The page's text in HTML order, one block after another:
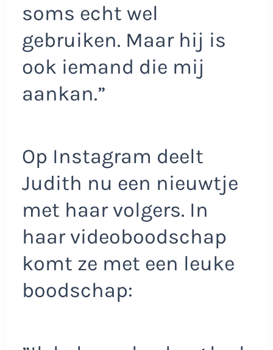
soms echt wel
gebruiken. Maar hij is
ook iemand die mij
aankan.”
Op Instagram deelt
Judith nu een nieuwtje
met haar volgers. In
haar videoboodschap
komt ze met een leuke
boodschap: